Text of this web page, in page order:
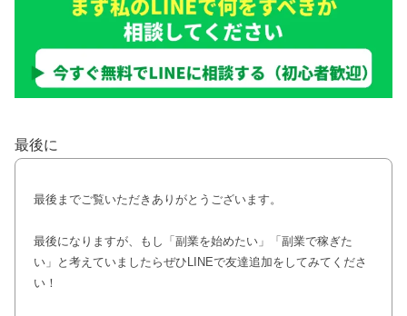
最後に
最後までご覧いただきありがとうございます。
最後になりますが、もし「副業を始めたい」「副業で稼ぎた
い」と考えていましたらぜひLINEで友達追加をしてみてくださ
い！